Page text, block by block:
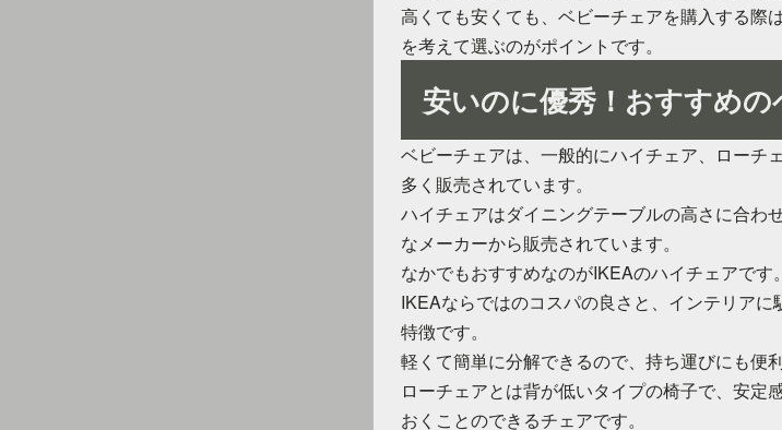
高くても安くても、ベビーチェアを購入する際
を考えて選ぶのがポイントです。
安いのに優秀！おすすめ
ベビーチェアは、一般的にハイチェア、ローチ
多く販売されています。
ハイチェアはダイニングテーブルの高さに合わ
なメーカーから販売されています。
なかでもおすすめなのがIKEAのハイチェアです。
IKEAならではのコスパの良さと、インテリア
特徴です。
軽くて簡単に分解できるので、持ち運びにも便
ローチェアとは背が低いタイプの椅子で、安定
おくことのできるチェアです。